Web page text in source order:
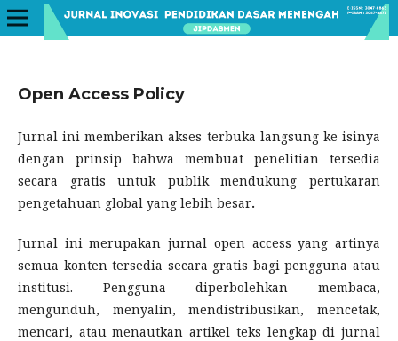
Open Access Policy
Jurnal ini memberikan akses terbuka langsung ke isinya
dengan prinsip bahwa membuat penelitian tersedia
secara gratis untuk publik mendukung pertukaran
pengetahuan global yang lebih besar.
Jurnal ini merupakan jurnal open access yang artinya
semua konten tersedia secara gratis bagi pengguna atau
institusi. Pengguna diperbolehkan membaca,
mengunduh, menyalin, mendistribusikan, mencetak,
mencari, atau menautkan artikel teks lengkap di jurnal